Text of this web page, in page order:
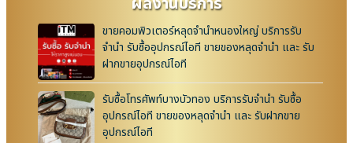
ขายคอมพิวเตอร์หลุดจำนำหนองใหญ่ บริการรับ
จำนำ รับซื้ออุปกรณ์ไอที ขายของหลุดจำนำ และ รับ
ฝากขายอุปกรณ์ไอที
รับซื้อโทรศัพท์บางบัวทอง บริการรับจำนำ รับซื้อ
อุปกรณ์ไอที ขายของหลุดจำนำ และ รับฝากขาย
อุปกรณ์ไอที